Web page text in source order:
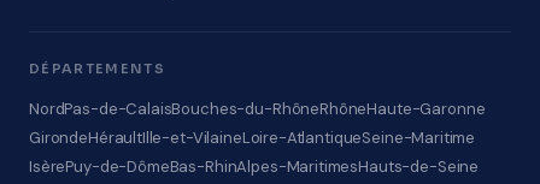
DÉPARTEMENTS
NordPas-de-CalaisBouches-du-RhôneRhôneHaute-Garonne
GirondeHéraultIlle-et-VilaineLoire-AtlantiqueSeine-Maritime
IsèrePuy-de-DômeBas-RhinAlpes-MaritimesHauts-de-Seine